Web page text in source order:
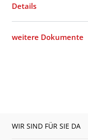
Details
weitere Dokumente
WIR SIND FÜR SIE DA